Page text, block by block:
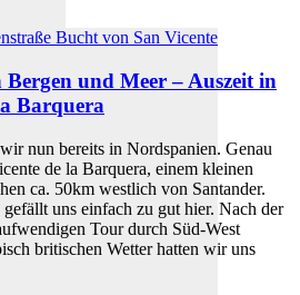
Bergen und Meer – Auszeit in
Barquera
nun bereits in Nordspanien. Genau
de la Barquera, einem kleinen
ca. 50km westlich von Santander.
uns einfach zu gut hier. Nach der
Tour durch Süd-West
britischen Wetter hatten wir uns